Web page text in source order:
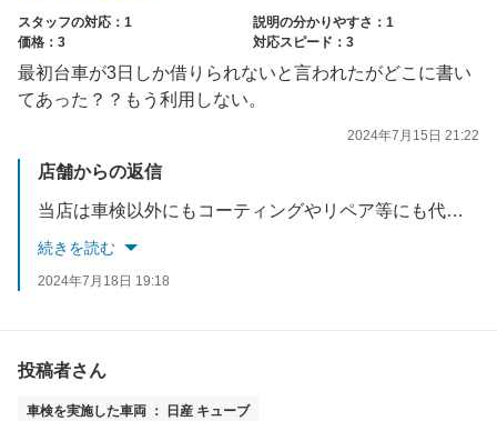
スタッフの対応：1
説明の分かりやすさ：1
価格：3
対応スピード：3
最初台車が3日しか借りられないと言われたがどこに書い
てあった？？もう利用しない。
2024年7月15日 21:22
店舗からの返信
当店は車検以外にもコーティングやリペア等にも代車をお貸ししており、全て代車の管理台帳により緻密に管理されて、無料でお貸ししております。次に代車をご利用になるお客様がいらっしゃった為、3日間の貸し出しとさせていただきました。ご理解いただけるとありがたいです。
続きを読む
2024年7月18日 19:18
投稿者さん
車検を実施した車両 ： 日産 キューブ